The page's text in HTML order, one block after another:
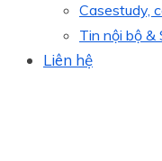
Casestudy,
Tin nội bộ &
Liên hệ